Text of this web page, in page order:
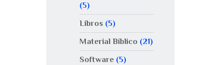
(5)
Libros (5)
Material Bíblico (21)
Software(5)